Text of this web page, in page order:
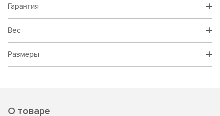
Гарантия
Вес
Размеры
О товаре